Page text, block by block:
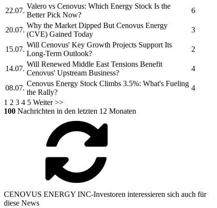
22.07.
Valero vs Cenovus: Which Energy Stock Is the
Better Pick Now?
6
20.07.
Why the Market Dipped But Cenovus Energy
(CVE) Gained Today
3
15.07.
Will Cenovus' Key Growth Projects Support Its
Long-Term Outlook?
2
14.07.
Will Renewed Middle East Tensions Benefit
Cenovus' Upstream Business?
4
08.07.
Cenovus Energy Stock Climbs 3.5%: What's Fueling
the Rally?
4
1 2 3 4 5 Weiter >>
100 Nachrichten in den letzten 12 Monaten
CENOVUS ENERGY INC-Investoren interessieren sich auch für
diese News